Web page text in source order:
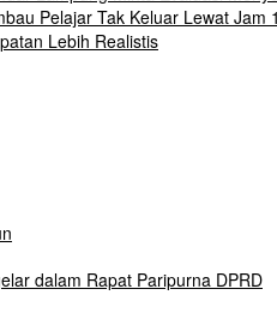
Pelajar Tak Keluar Lewat Jam
Lebih Realistis
dalam Rapat Paripurna DPRD